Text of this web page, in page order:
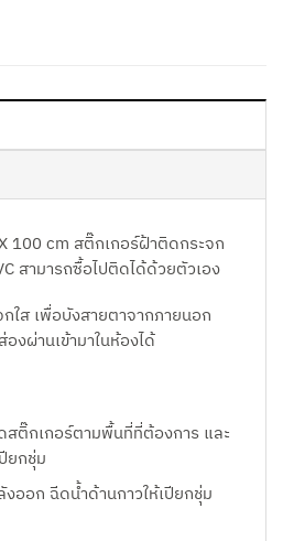
100 cm สติ๊กเกอร์ฝ้าติดกระจก
สามารถซื้อไปติดได้ด้วยตัวเอง
ใส เพื่อบังสายตาจากภายนอก
งผ่านเข้ามาในห้องได้
สติ๊กเกอร์ตามพื้นที่ที่ต้องการ และ
ยกชุ่ม
ออก ฉีดน้ำด้านกาวให้เปียกชุ่ม